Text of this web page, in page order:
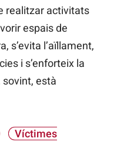
realitzar activitats
espais de
s’evita l’aïllament,
i s’enforteix la
sovint, està
Víctimes